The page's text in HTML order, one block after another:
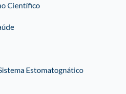
Científico
Estomatognático